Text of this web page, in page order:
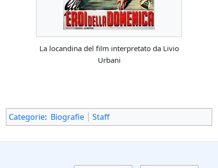
La locandina del film interpretato da Livio
Urbani
Categorie: Biografie Staff